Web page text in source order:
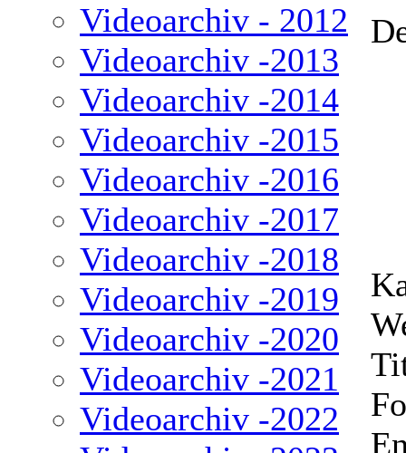
Videoarchiv - 2012
Videoarchiv -2013
Videoarchiv -2014
Videoarchiv -2015
Videoarchiv -2016
Videoarchiv -2017
Videoarchiv -2018
Videoarchiv -2019
Videoarchiv -2020
Videoarchiv -2021
Videoarchiv -2022